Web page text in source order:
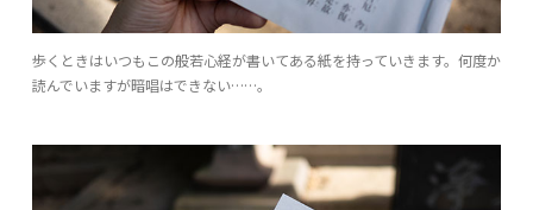
歩くときはいつもこの般若心経が書いてある紙を持っていきます。何度か
読んでいますが暗唱はできない……。